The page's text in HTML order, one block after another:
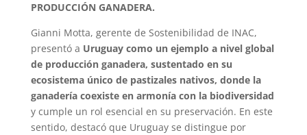
PRODUCCIÓN GANADERA.
Gianni Motta, gerente de Sostenibilidad de INAC,
presentó a Uruguay como un ejemplo a nivel global
de producción ganadera, sustentado en su
ecosistema único de pastizales nativos, donde la
ganadería coexiste en armonía con la biodiversidad
y cumple un rol esencial en su preservación. En este
sentido, destacó que Uruguay se distingue por